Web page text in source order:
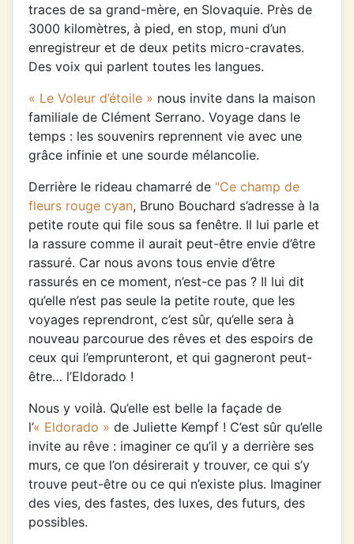
traces de sa grand-mère, en Slovaquie. Près de
3000 kilomètres, à pied, en stop, muni d’un
enregistreur et de deux petits micro-cravates.
Des voix qui parlent toutes les langues.
« Le Voleur d’étoile » nous invite dans la maison
familiale de Clément Serrano. Voyage dans le
temps : les souvenirs reprennent vie avec une
grâce infinie et une sourde mélancolie.
Derrière le rideau chamarré de "Ce champ de
fleurs rouge cyan, Bruno Bouchard s’adresse à la
petite route qui file sous sa fenêtre. Il lui parle et
la rassure comme il aurait peut-être envie d’être
rassuré. Car nous avons tous envie d’être
rassurés en ce moment, n’est-ce pas ? Il lui dit
qu’elle n’est pas seule la petite route, que les
voyages reprendront, c’est sûr, qu’elle sera à
nouveau parcourue des rêves et des espoirs de
ceux qui l’emprunteront, et qui gagneront peut-
être… l’Eldorado !
Nous y voilà. Qu’elle est belle la façade de
l’« Eldorado » de Juliette Kempf ! C’est sûr qu’elle
invite au rêve : imaginer ce qu’il y a derrière ses
murs, ce que l’on désirerait y trouver, ce qui s’y
trouve peut-être ou ce qui n’existe plus. Imaginer
des vies, des fastes, des luxes, des futurs, des
possibles.